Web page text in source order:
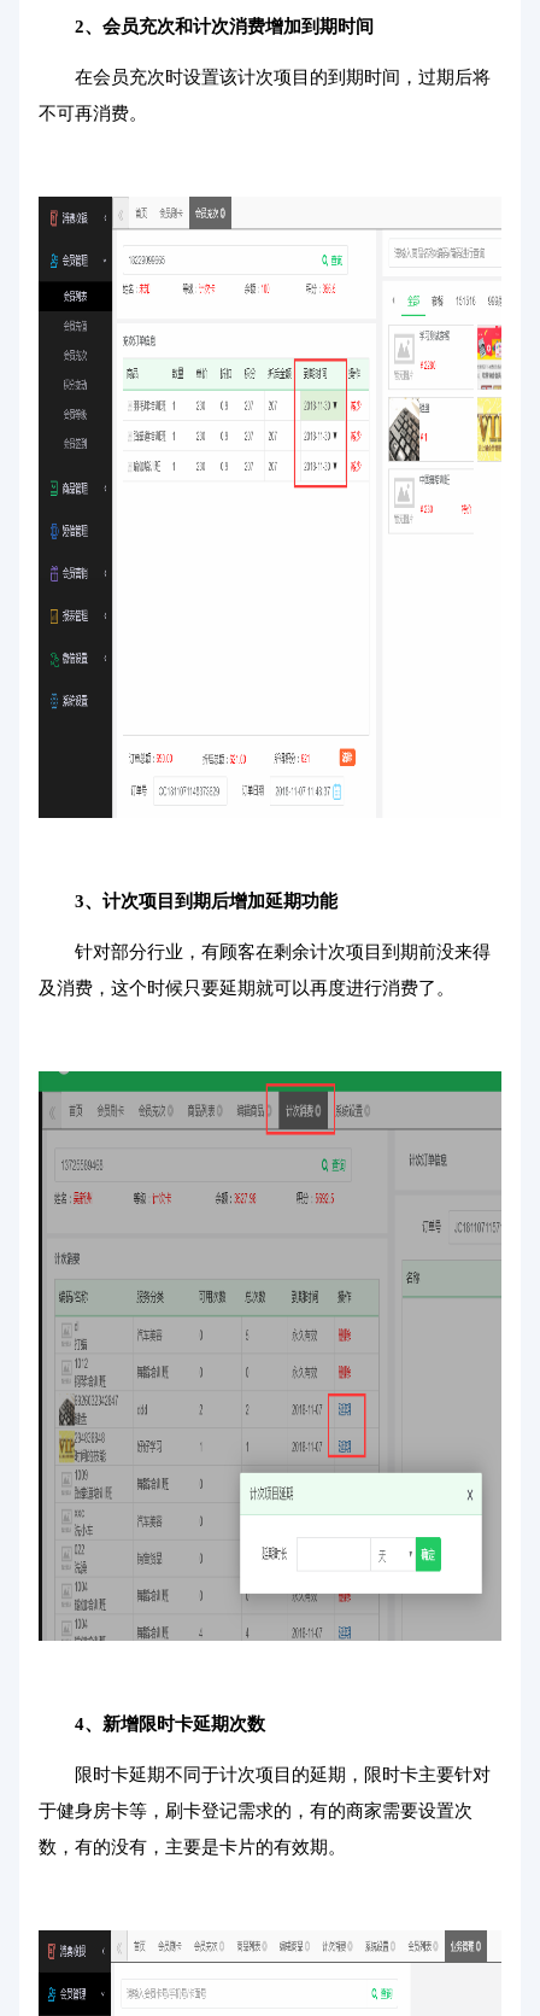
2、会员充次和计次消费增加到期时间
在会员充次时设置该计次项目的到期时间，过期后将
不可再消费。
3、计次项目到期后增加延期功能
针对部分行业，有顾客在剩余计次项目到期前没来得
及消费，这个时候只要延期就可以再度进行消费了。
4、新增限时卡延期次数
限时卡延期不同于计次项目的延期，限时卡主要针对
于健身房卡等，刷卡登记需求的，有的商家需要设置次
数，有的没有，主要是卡片的有效期。